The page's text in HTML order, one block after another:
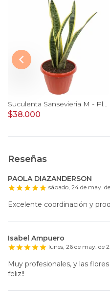
Suculenta Sansevieria M - Planta de interior en macetero
$38.000
Reseñas
PAOLA DIAZANDERSON
sábado, 24 de may.
Excelente coordinación y
Isabel Ampuero
lunes, 26 de may. de
Muy profesionales, y las
feliz!!